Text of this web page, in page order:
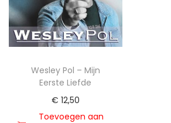
Wesley Pol – Mijn
Eerste Liefde
€ 12,50
Toevoegen aan